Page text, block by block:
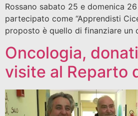
Rossano sabato 25 e domenica
partecipato come “Apprendisti
proposto è quello di finanziare un
Oncologia,
visite al Reparto